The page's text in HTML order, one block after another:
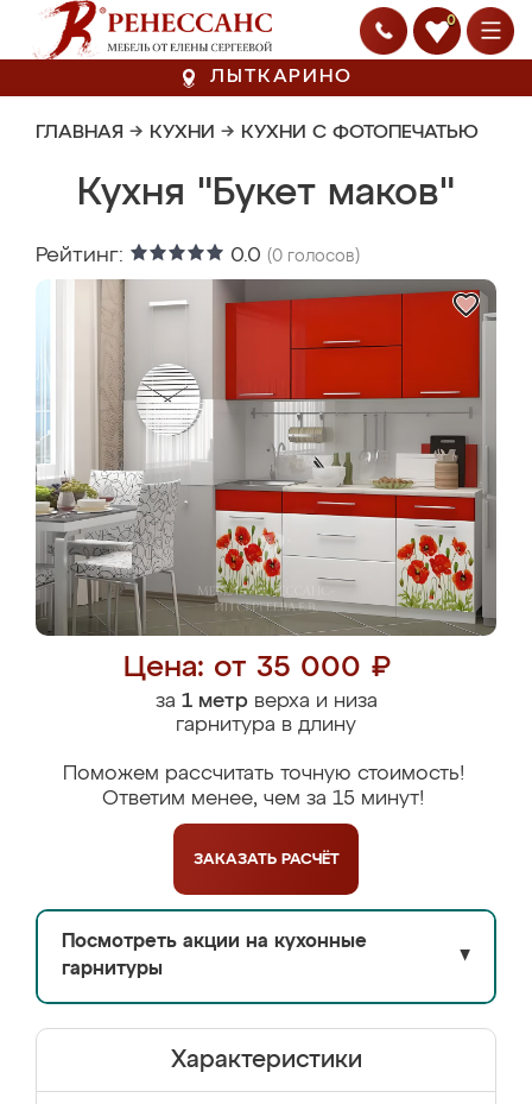
0
ЛЫТКАРИНО
ГЛАВНАЯ → КУХНИ → КУХНИ С ФОТОПЕЧАТЬЮ
Кухня "Букет маков"
Рейтинг: 0.0 (0 голосов)
Цена: от 35 000 ₽
за 1 метрверха и низа
гарнитура в длину
Поможем рассчитать точную стоимость!
Ответим менее, чем за 15 минут!
ЗАКАЗАТЬ РАСЧЁТ
Посмотреть акции на кухонные
гарнитуры
▼
Характеристики